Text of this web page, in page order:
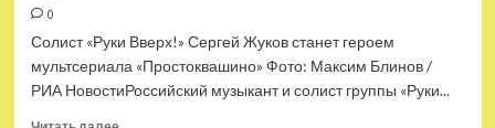
против
Оксимирона
0
Солист «Руки Вверх!» Сергей Жуков станет героем
мультсериала «Простоквашино» Фото: Максим Блинов /
РИА НовостиРоссийский музыкант и солист группы «Руки...
Прочитать